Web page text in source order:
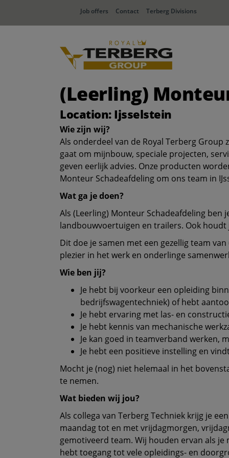
Job offers Contact Terberg Divisions
(Leerling)
Location: Ijsselstein
Wie zijn wij?
Als onderdeel van de Royal Terberg
gaat om mijnbouw, speciale projecten,
geven eerlijk advies. Onze producten
Monteur Schadeafdeling om ons team in
Wat ga je doen?
Als (Leerling) Monteur Schadeafdeling
landbouwvoertuigen en trailers. Ook
Dit doe je samen met een gezellig team
plezier in het werk en onderlinge
Wie ben jij?
Je hebt bij voorkeur een opleiding
bedrijfswagentechniek) of hebt
Je hebt ervaring met las- en
Je hebt kennis van mechanische
Je kan goed in teamverband werken,
Je hebt een positieve instelling en
Mocht je (nog) niet helemaal in het
te nemen.
Wat bieden wij jou?
Als collega van Terberg Techniek krijg je
maandag tot en met vrijdagmorgen,
gemotiveerd team. Wij houden ervan als
hebt toegang tot vele opleidings- en